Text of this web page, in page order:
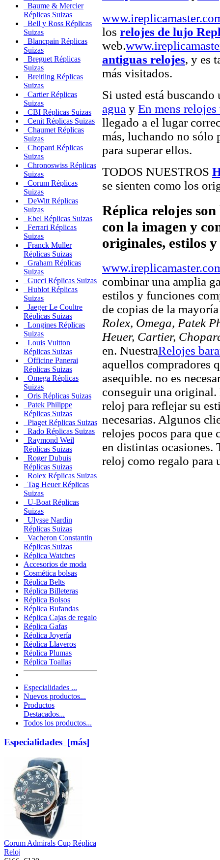
Baume & Mercier
Réplicas Suizas
Bell y Ross Réplicas
Suizas
Blancpain Réplicas
Suizas
Breguet Réplicas
Suizas
Breitling Réplicas
Suizas
Cartier Réplicas
Suizas
CBI Réplicas Suizas
Cenit Réplicas Suizas
Chaumet Réplicas
Suizas
Chopard Réplicas
Suizas
Chronoswiss Réplicas
Suizas
Corum Réplicas
Suizas
DeWitt Réplicas
Suizas
Ebel Réplicas Suizas
Ferrari Réplicas
Suizas
Franck Muller
Réplicas Suizas
Graham Réplicas
Suizas
Gucci Réplicas Suizas
Hublot Réplicas
Suizas
Jaeger Le Coultre
Réplicas Suizas
Longines Réplicas
Suizas
Louis Vuitton
Réplicas Suizas
Officine Panerai
Réplicas Suizas
Omega Réplicas
Suizas
Oris Réplicas Suizas
Patek Philippe
Réplicas Suizas
Piaget Réplicas Suizas
Rado Réplicas Suizas
Raymond Weil
Réplicas Suizas
Roger Dubuis
Réplicas Suizas
Rolex Réplicas Suizas
Tag Heuer Réplicas
Suizas
U-Boat Réplicas
Suizas
Ulysse Nardin
Réplicas Suizas
Vacheron Constantin
Réplicas Suizas
Réplica Watches
Accesorios de moda
Cosmética bolsas
Réplica Belts
Réplica Billeteras
Réplica Bolsos
Réplica Bufandas
Réplica Cajas de regalo
Réplica Gafas
Réplica Joyería
Réplica Llaveros
Réplica Plumas
Réplica Toallas
Especialidades ...
Nuevos productos...
Productos
Destacados...
Todos los productos...
Especialidades [más]
Corum Admirals Cup Réplica
Reloj
los relojes de lujo
web.
antiguas relojes, y es
más visitados.
Si usted está
agua y En mens relojes
llegado a el lugar
más, luchando no sólo
para superar ellos.
TODOS NUESTROS
se sienten como los
Réplica relojes
con la imagen y
originales, estilos
combinar una amplia
estilos y funciones
de copias de la
Rolex, Omega, Patek
Heuer, Cartier,
en. NuestraRelojes
aquellos compradores
asequible. no es
conseguir una
reloj para reflejar su
necesarias. Algunos
relojes pocos para que
en distintas ocasiones.
reloj como regalo para